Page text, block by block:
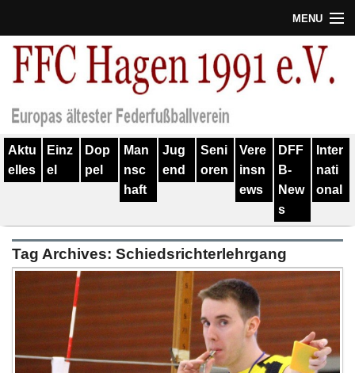
MENU
Termine
Verein
Geschichte
Training
Spieler
Impressum
Aktu
elles
Einz
el
Dop
pel
Man
nsc
haft
Jug
end
Seni
oren
Vere
insn
ews
DFF
B-
New
s
Inter
nati
onal
Tag Archives: Schiedsrichterlehrgang